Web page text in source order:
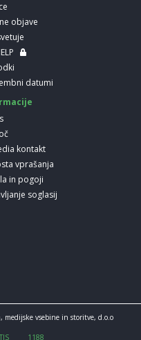
objave
datumi
kontakt
vprašanja
in pogoji
soglasij
medijske vsebine in storitve, d.o.o
1188